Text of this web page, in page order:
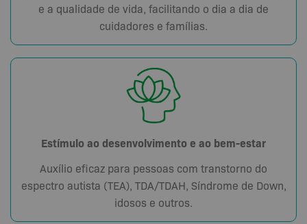
e a qualidade de vida, facilitando o dia a dia de
cuidadores e famílias.
Estímulo ao desenvolvimento e ao bem-estar
Auxílio eficaz para pessoas com transtorno do
espectro autista (TEA), TDA/TDAH, Síndrome de Down,
idosos e outros.